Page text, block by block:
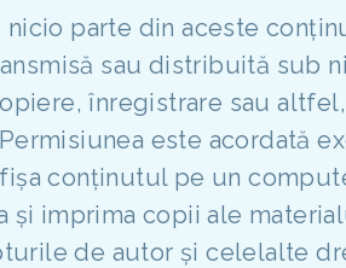
parte din aceste
sau distribuită sub
înregistrare sau
este acordată
conținutul pe un
și imprima copii ale
de autor și celelalte